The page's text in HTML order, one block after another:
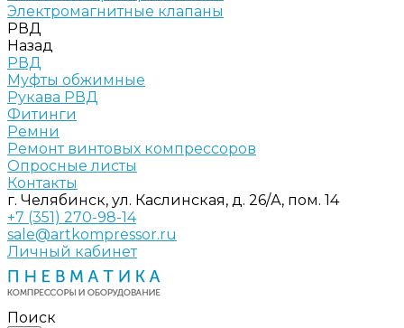
Электромагнитные клапаны
РВД
Назад
РВД
Муфты обжимные
Рукава РВД
Фитинги
Ремни
Ремонт винтовых компрессоров
Опросные листы
Контакты
г. Челябинск, ул. Каслинская, д. 26/А, пом. 14
+7 (351) 270-98-14
sale@artkompressor.ru
Личный кабинет
Поиск